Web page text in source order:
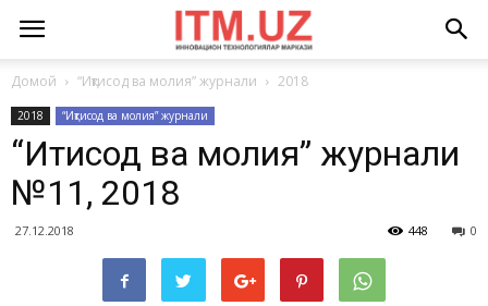
Домой “Иқтисод ва молия” журнали 2018
2018 “Иқтисод ва молия” журнали
“Иқтисод ва молия” журнали
№11, 2018
27.12.2018 0
448